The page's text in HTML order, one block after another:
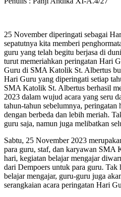
25 November diperingati sebagai
sepatutnya kita memberi
guru yang telah begitu berjasa di
turut memeriahkan peringatan Hari
Guru di SMA Katolik St. Albertus
Hari Guru yang diperingati setiap
SMA Katolik St. Albertus berhasil
2023 dalam wujud acara yang seru
tahun-tahun sebelumnya,
dengan berbeda dan lebih meriah.
guru saja, namun juga melibatkan
Sabtu, 25 November 2023
para guru, staf, dan karyawan SMA
hari, kegiatan belajar mengajar
dari Dempoers untuk para guru. Tak
belajar mengajar, guru-guru juga
serangkaian acara peringatan Hari